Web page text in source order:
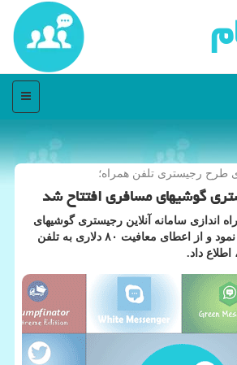
منو
طرح رجیستری تلفن همراه؛
گوشیهای مسافری افتتاح شد
اندازی سامانه آنلاین رجیستری گوشیهای
مسافری را رسما اعلام نمود و از اعطای معافیت ۸۰ دلاری به تلفن
داد.